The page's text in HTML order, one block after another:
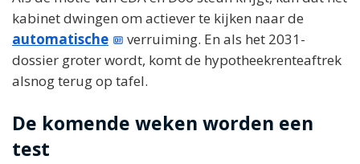
kabinet dwingen om actiever te kijken naar de
automatische
verruiming. En als het 2031-
dossier groter wordt, komt de hypotheekrenteaftrek
alsnog terug op tafel.
De komende weken worden een
test